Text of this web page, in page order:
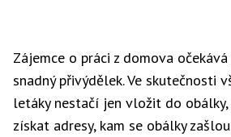
Zájemce o práci z domova
snadný přivýdělek. Ve skutečnosti
letáky nestačí jen vložit do
získat adresy, kam se obálky